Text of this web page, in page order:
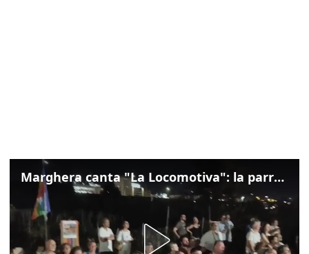
Marghera canta "La Locomotiva": la parrocchia della Cita ricorda Guccini